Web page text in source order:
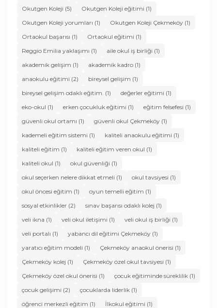
Okutgen Koleji (5)
Okutgen Koleji eğitimi (1)
Okutgen Koleji yorumları (1)
Okutgen Koleji Çekmeköy (1)
Ortaokul başarısı (1)
Ortaokul eğitimi (1)
Reggio Emilia yaklaşımı (1)
aile okul iş birliği (1)
akademik gelişim (1)
akademik kadro (1)
anaokulu eğitimi (2)
bireysel gelişim (1)
bireysel gelişim odaklı eğitim. (1)
değerler eğitimi (1)
eko-okul (1)
erken çocukluk eğitimi (1)
eğitim felsefesi (1)
güvenli okul ortamı (1)
güvenli okul Çekmeköy (1)
kademeli eğitim sistemi (1)
kaliteli anaokulu eğitimi (1)
kaliteli eğitim (1)
kaliteli eğitim veren okul (1)
kaliteli okul (1)
okul güvenliği (1)
okul seçerken nelere dikkat etmeli (1)
okul tavsiyesi (1)
okul öncesi eğitim (1)
oyun temelli eğitim (1)
sosyal etkinlikler (2)
sınav başarısı odaklı kolej (1)
veli ikna (1)
veli okul iletişimi (1)
veli okul iş birliği (1)
veli portalı (1)
yabancı dil eğitimi Çekmeköy (1)
yaratıcı eğitim modeli (1)
Çekmeköy anaokul önerisi (1)
Çekmeköy kolej (1)
Çekmeköy özel okul tavsiyesi (1)
Çekmeköy özel okul önerisi (1)
çocuk eğitiminde süreklilik (1)
çocuk gelişimi (2)
çocuklarda liderlik (1)
öğrenci merkezli eğitim (1)
İlkokul eğitimi (1)